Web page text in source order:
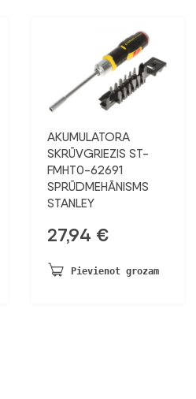
AKUMULATORA
SKRŪVGRIEZIS ST-
FMHT0-62691
SPRŪDMEHĀNISMS
STANLEY
27,94 €
Pievienot grozam